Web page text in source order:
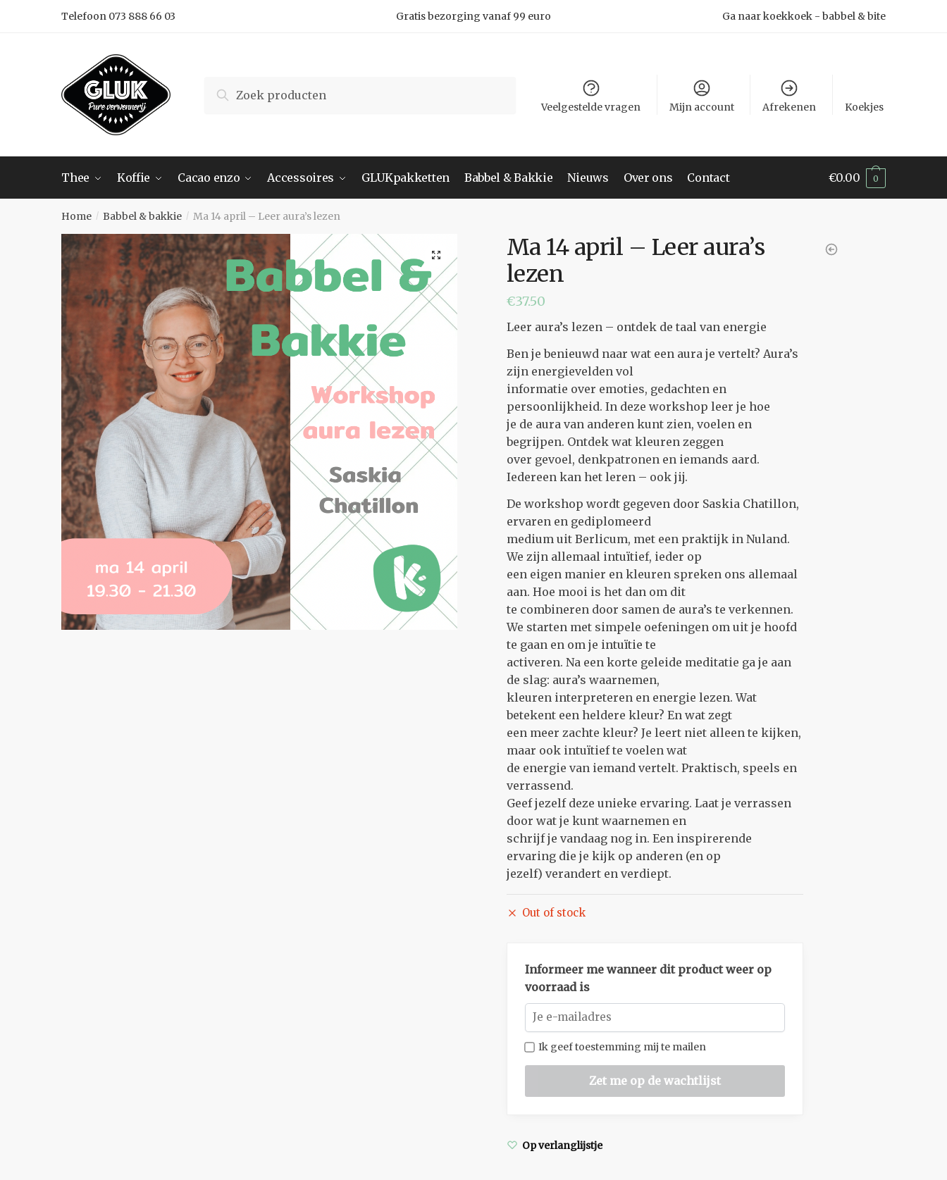
Telefoon 073 888 66 03 Gratis bezorging vanaf 99 euro Ga naar koekkoek - babbel & bite
for:
Search
Veelgestelde vragen Mijn account Afrekenen Koekjes
Thee Koffie Cacao enzo Accessoires GLUKpakketten Babbel & Bakkie Nieuws Over ons Contact €0.00 0
Home / Babbel & bakkie / Ma 14 april – Leer aura’s lezen
Ma 14 april – Leer aura’s
lezen
€37.50
Leer aura’s lezen – ontdek de taal van energie
Ben je benieuwd naar wat een aura je vertelt? Aura’s
zijn energievelden vol
informatie over emoties, gedachten en
persoonlijkheid. In deze workshop leer je hoe
je de aura van anderen kunt zien, voelen en
begrijpen. Ontdek wat kleuren zeggen
over gevoel, denkpatronen en iemands aard.
Iedereen kan het leren – ook jij.
De workshop wordt gegeven door Saskia Chatillon,
ervaren en gediplomeerd
medium uit Berlicum, met een praktijk in Nuland.
We zijn allemaal intuïtief, ieder op
een eigen manier en kleuren spreken ons allemaal
aan. Hoe mooi is het dan om dit
te combineren door samen de aura’s te verkennen.
We starten met simpele oefeningen om uit je hoofd
te gaan en om je intuïtie te
activeren. Na een korte geleide meditatie ga je aan
de slag: aura’s waarnemen,
kleuren interpreteren en energie lezen. Wat
betekent een heldere kleur? En wat zegt
een meer zachte kleur? Je leert niet alleen te kijken,
maar ook intuïtief te voelen wat
de energie van iemand vertelt. Praktisch, speels en
verrassend.
Geef jezelf deze unieke ervaring. Laat je verrassen
door wat je kunt waarnemen en
schrijf je vandaag nog in. Een inspirerende
ervaring die je kijk op anderen (en op
jezelf) verandert en verdiept.
Out of stock
Informeer me wanneer dit product weer op
voorraad is
Ik geef toestemming mij te mailen
Op verlanglijstje